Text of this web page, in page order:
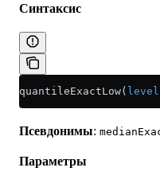
Синтаксис
quantileExactLow( level
Псевдонимы:
Параметры